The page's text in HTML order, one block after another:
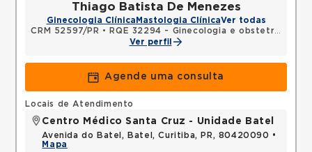
Thiago Batista De Menezes
Ginecologia Clínica Mastologia ClínicaVer todas
CRM 52597/PR • RQE 32294 - Ginecologia e obstetrícia
Ver perfil
Agende uma consulta
Locais de Atendimento
Centro Médico Santa Cruz - Unidade Batel
Avenida do Batel, Batel, Curitiba, PR, 80420090 •
Mapa